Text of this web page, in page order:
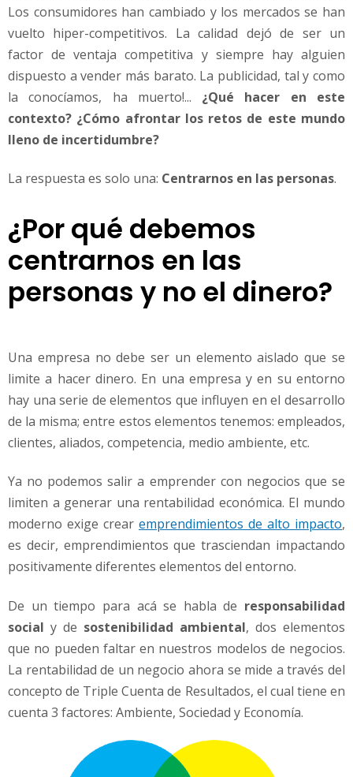
Los consumidores han cambiado y los mercados se han
vuelto hiper-competitivos. La calidad dejó de ser un
factor de ventaja competitiva y siempre hay alguien
dispuesto a vender más barato. La publicidad, tal y como
la conocíamos, ha muerto!... ¿Qué hacer en este
contexto? ¿Cómo afrontar los retos de este mundo
lleno de incertidumbre?
La respuesta es solo una: Centrarnos en las personas.
¿Por qué debemos
centrarnos en las
personas y no el dinero?
Una empresa no debe ser un elemento aislado que se
limite a hacer dinero. En una empresa y en su entorno
hay una serie de elementos que influyen en el desarrollo
de la misma; entre estos elementos tenemos: empleados,
clientes, aliados, competencia, medio ambiente, etc.
Ya no podemos salir a emprender con negocios que se
limiten a generar una rentabilidad económica. El mundo
moderno exige crear emprendimientos de alto impacto,
es decir, emprendimientos que trasciendan impactando
positivamente diferentes elementos del entorno.
De un tiempo para acá se habla de responsabilidad
social y de sostenibilidad ambiental, dos elementos
que no pueden faltar en nuestros modelos de negocios.
La rentabilidad de un negocio ahora se mide a través del
concepto de Triple Cuenta de Resultados, el cual tiene en
cuenta 3 factores: Ambiente, Sociedad y Economía.